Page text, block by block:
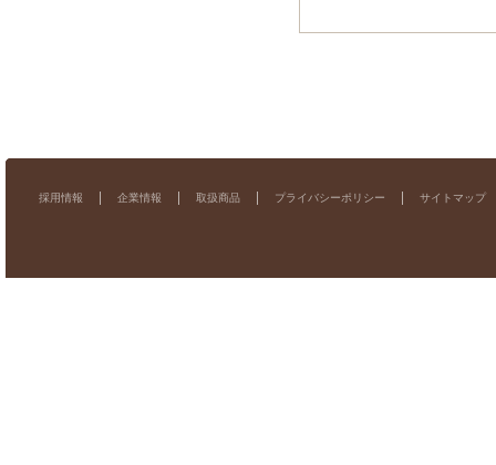
採用情報 企業情報 取扱商品 プライバシーポリシー サイトマップ